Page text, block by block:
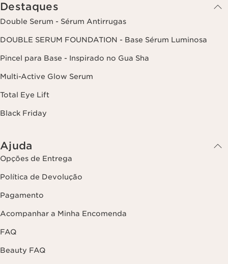
as suas informações, assim como o direito de se opor e impedir o
respetivo processamento. Poderá exercer este direito,
contactando-nos. Para mais informações, consulte a nossa política
de privacidade, clicando aqui
Destaques
Double Serum - Sérum Antirrugas
DOUBLE SERUM FOUNDATION - Base Sérum Luminosa
Pincel para Base - Inspirado no Gua Sha
Multi-Active Glow Serum
Total Eye Lift
Black Friday
Ajuda
Opções de Entrega
Política de Devolução
Pagamento
Acompanhar a Minha Encomenda
FAQ
Beauty FAQ